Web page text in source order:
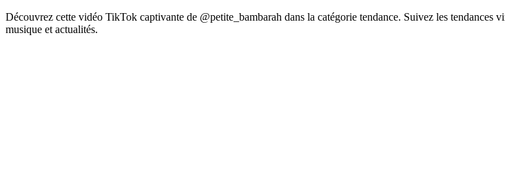
Découvrez cette vidéo TikTok captivante de @petite_bambarah dans la catégorie tendance. Suivez les
musique et actualités.